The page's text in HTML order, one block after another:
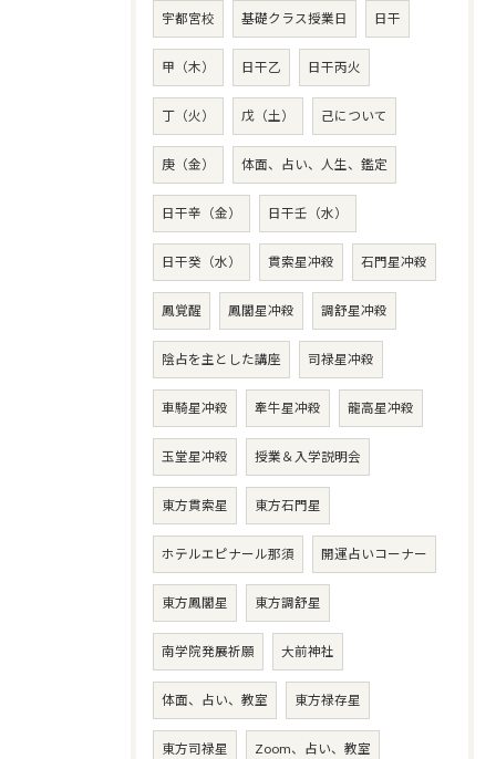
宇都宮校 基礎クラス授業日 日干
甲（木） 日干乙 日干丙火
丁（火） 戊（土） 己について
庚（金） 体面、占い、人生、鑑定
日干辛（金） 日干壬（水）
日干癸（水） 貫索星冲殺 石門星冲殺
鳳覚醒 鳳閣星冲殺 調舒星冲殺
陰占を主とした講座 司禄星冲殺
車騎星冲殺 牽牛星冲殺 龍高星冲殺
玉堂星冲殺 授業＆入学説明会
東方貫索星 東方石門星
ホテルエピナール那須 開運占いコーナー
東方鳳閣星 東方調舒星
南学院発展祈願 大前神社
体面、占い、教室 東方禄存星
東方司禄星 Zoom、占い、教室